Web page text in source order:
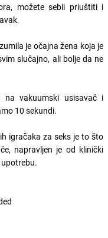
možete sebii priuštiti i
je očajna žena koja je
slučajno, ali bolje da ne
na vakuumski usisavač i
10 sekundi.
igračaka za seks je to što
napravljen je od klinički